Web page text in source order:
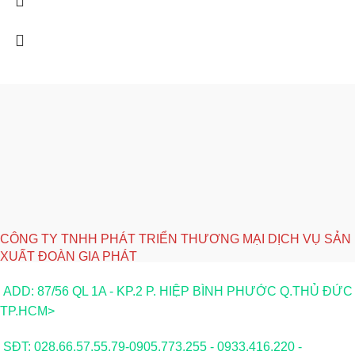
CÔNG TY TNHH PHÁT TRIỂN THƯƠNG MẠI DỊCH VỤ SẢN
XUẤT ĐOÀN GIA PHÁT
ADD: 87/56 QL 1A - KP.2 P. HIỆP BÌNH PHƯỚC Q.THỦ ĐỨC
TP.HCM>
SĐT: 028.66.57.55.79-0905.773.255 - 0933.416.220 -